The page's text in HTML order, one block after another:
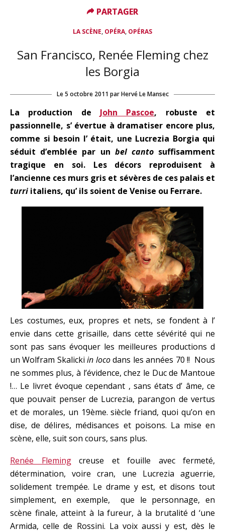
LA SCÈNE, OPÉRA, OPÉRAS
San Francisco, Renée Fleming chez
les Borgia
Le5 octobre 2011 par Hervé Le Mansec
La production de John Pascoe, robuste et
passionnelle, s’ évertue à dramatiser encore plus,
comme si besoin l’ était, une Lucrezia Borgia qui
séduit d’emblée par un bel cantosuffisamment
tragique en soi. Les décors reproduisent à
l’ancienne ces murs gris et sévères de ces palais et
turri italiens, qu’ ils soient de Venise ou Ferrare.
Les costumes, eux, propres et nets, se fondent à l’
envie dans cette grisaille, dans cette sévérité qui ne
sont pas sans évoquer les meilleures productions d
un Wolfram Skalickiin locodans les années 70 !! Nous
ne sommes plus, à l’évidence, chez le Duc de Mantoue
!… Le livret évoque cependant , sans états d’ âme, ce
que pouvait penser de Lucrezia, parangon de vertus
et de morales, un 19ème. siècle friand, quoi qu’on en
dise, de délires, médisances et poisons. La mise en
scène, elle, suit son cours, sans plus.
Renée Flemingcreuse et fouille avec fermeté,
détermination, voire cran, une Lucrezia aguerrie,
solidement trempée. Le drame y est, et disons tout
simplement, en exemple, que le personnage, en
scène finale, atteint à la fureur, à la brutalité d ‘une
Armida, celle de Rossini. La voix aussi y est, dès le
PARTAGER
PARTAGER